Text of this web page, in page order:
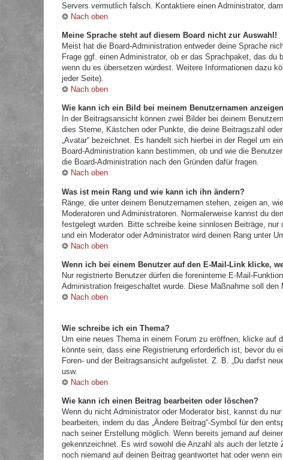
Servers vermutlich falsch. Kontaktiere einen Administrator,
Nach oben
Meine Sprache steht auf diesem Board nicht zur Auswahl!
Meist hat die Board-Administration entweder deine Sprache
Frage ggf. einen Administrator, ob er das Sprachpaket, das
wenn du es übersetzen würdest. Weitere Informationen dazu
jeder Seite).
Nach oben
Wie kann ich ein Bild bei meinem Benutzernamen
In der Beitragsansicht können zwei Bilder bei deinem
dies Sterne, Kästchen oder Punkte, die deine Beitragszahl
„Avatar“ bezeichnet. Es handelt sich hierbei in der Regel um
Board-Administration kann bestimmen, ob und wie die
die Board-Administration nach den Gründen dafür fragen.
Nach oben
Was ist mein Rang und wie kann ich ihn ändern?
Ränge, die unter deinem Benutzernamen stehen, zeigen an,
Moderatoren und Administratoren. Normalerweise kannst du
festgelegt wurden. Bitte schreibe keine sinnlosen Beiträge,
und ein Moderator oder Administrator wird deinen Rang unter
Nach oben
Wenn ich bei einem Benutzer auf den E-Mail-Link klicke,
Nur registrierte Benutzer dürfen die foreninterne E-Mail-
Administration freigeschaltet wurde. Diese Maßnahme soll
Nach oben
Wie schreibe ich ein Thema?
Um eine neues Thema in einem Forum zu eröffnen, klicke auf
könnte sein, dass eine Registrierung erforderlich ist, bevor du
Foren- und der Beitragsansicht aufgelistet. Z. B. „Du darfst
usw.
Nach oben
Wie kann ich einen Beitrag bearbeiten oder löschen?
Wenn du nicht Administrator oder Moderator bist, kannst du
bearbeiten, indem du das „Ändere Beitrag“-Symbol für den
nach seiner Erstellung möglich. Wenn bereits jemand auf
gekennzeichnet. Es wird sowohl die Anzahl als auch der
noch niemand auf deinen Beitrag geantwortet hat oder wenn